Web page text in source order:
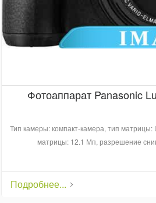
Фотоаппарат Panasonic
Тип камеры: компакт-камера, тип матрицы:
матрицы: 12.1 Мп, разрешение
Подробнее...